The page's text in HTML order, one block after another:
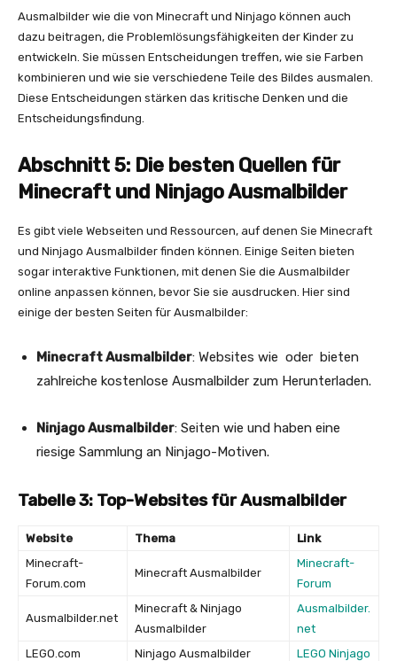
Ausmalbilder wie die von Minecraft und Ninjago können auch
dazu beitragen, die Problemlösungsfähigkeiten der Kinder zu
entwickeln. Sie müssen Entscheidungen treffen, wie sie Farben
kombinieren und wie sie verschiedene Teile des Bildes ausmalen.
Diese Entscheidungen stärken das kritische Denken und die
Entscheidungsfindung.
Abschnitt 5: Die besten Quellen für
Minecraft und Ninjago Ausmalbilder
Es gibt viele Webseiten und Ressourcen, auf denen Sie Minecraft
und Ninjago Ausmalbilder finden können. Einige Seiten bieten
sogar interaktive Funktionen, mit denen Sie die Ausmalbilder
online anpassen können, bevor Sie sie ausdrucken. Hier sind
einige der besten Seiten für Ausmalbilder:
Minecraft Ausmalbilder: Websites wie oder bieten
zahlreiche kostenlose Ausmalbilder zum Herunterladen.
Ninjago Ausmalbilder: Seiten wie und haben eine
riesige Sammlung an Ninjago-Motiven.
Tabelle 3: Top-Websites für Ausmalbilder
Website Thema
Link
Minecraft-
Forum.com
Minecraft Ausmalbilder
Minecraft-
Forum
Ausmalbilder.net
Minecraft & Ninjago
Ausmalbilder
Ausmalbilder.
net
LEGO.com
Ninjago Ausmalbilder LEGO Ninjago